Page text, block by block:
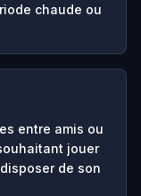
chaude ou
entre amis ou
jouer
de son